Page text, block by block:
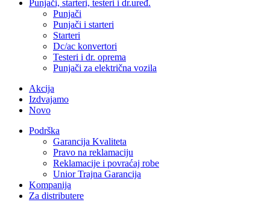
Punjači, starteri, testeri i dr.uređ.
Punjači
Punjači i starteri
Starteri
Dc/ac konvertori
Testeri i dr. oprema
Punjači za električna vozila
Akcija
Izdvajamo
Novo
Podrška
Garancija Kvaliteta
Pravo na reklamaciju
Reklamacije i povraćaj robe
Unior Trajna Garancija
Kompanija
Za distributere